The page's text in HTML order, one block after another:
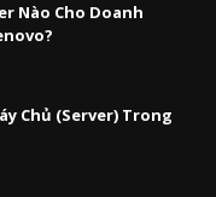
Nào Cho Doanh
Chủ (Server) Trong